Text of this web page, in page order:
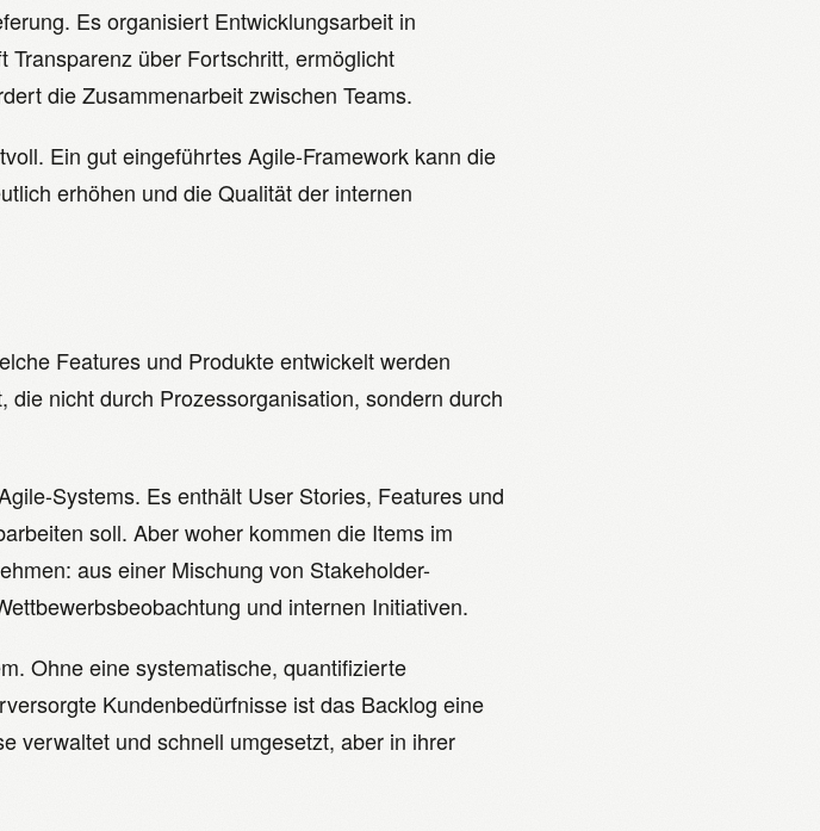
Es organisiert Entwicklungsarbeit in
Transparenz über Fortschritt, ermöglicht
die Zusammenarbeit zwischen Teams.
Ein gut eingeführtes Agile-Framework kann die
erhöhen und die Qualität der internen
Features und Produkte entwickelt werden
nicht durch Prozessorganisation, sondern durch
Systems. Es enthält User Stories, Features und
soll. Aber woher kommen die Items im
aus einer Mischung von Stakeholder-
und internen Initiativen.
Ohne eine systematische, quantifizierte
Kundenbedürfnisse ist das Backlog eine
verwaltet und schnell umgesetzt, aber in ihrer